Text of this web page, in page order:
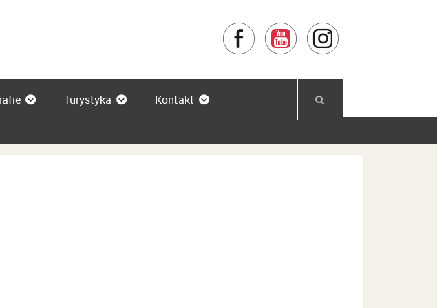
Facebook YouTube
Turystyka Kontakt